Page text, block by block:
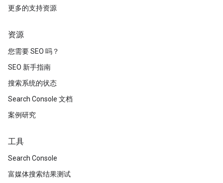
更多的支持资源
资源
您需要 SEO 吗？
SEO 新手指南
搜索系统的状态
Search Console 文档
案例研究
工具
Search Console
富媒体搜索结果测试